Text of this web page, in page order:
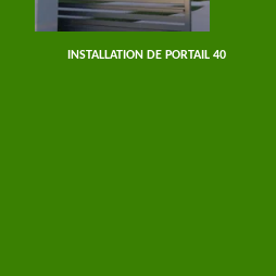
INSTALLATION DE PORTAIL 40